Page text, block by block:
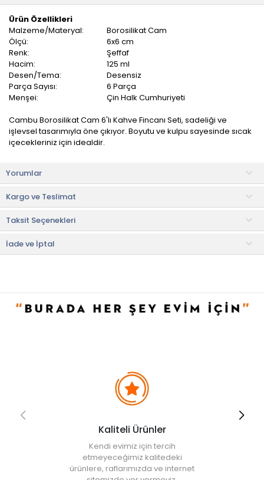
Ürün Özellikleri
Malzeme/Materyal:
Borosilikat Cam
Ölçü:
6x6 cm
Renk:
Şeffaf
Hacim:
125 ml
Desen/Tema:
Desensiz
Parça Sayısı:
6 Parça
Menşei:
Çin Halk Cumhuriyeti
Cambu Borosilikat Cam 6'lı Kahve Fincanı Seti, sadeliği ve
işlevsel tasarımıyla öne çıkıyor. Boyutu ve kulpu sayesinde sıcak
içecekleriniz için idealdir.
hazırladığınız ikramlarınızda tercih edebilirsiniz. Dayanıklı cam
yapısı sayesinde uzun süre kullanabilirsiniz.
Ürün İçeriği
• Espresso fincanı: 6 adet
Kullanım ve Bakım Önerileri
• Bulaşık makinesinde 50 °C'de yıkayabilirsiniz.
Evidea tarafından incelenecek ve uygun bulunmayan siparişler
iptal edilecektir.
Yorumlar
Kargo ve Teslimat
Taksit Seçenekleri
İade ve İptal
Kaliteli Ürünler
Kendi evimiz için tercih
etmeyeceğimiz kalitedeki
ürünlere, raflarımızda ve internet